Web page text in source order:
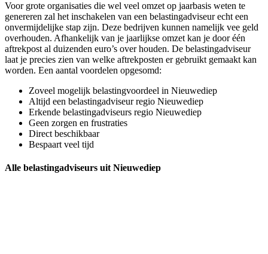
Voor grote organisaties die wel veel omzet op jaarbasis weten te
genereren zal het inschakelen van een belastingadviseur echt een
onvermijdelijke stap zijn. Deze bedrijven kunnen namelijk vee geld
overhouden. Afhankelijk van je jaarlijkse omzet kan je door één
aftrekpost al duizenden euro’s over houden. De belastingadviseur
laat je precies zien van welke aftrekposten er gebruikt gemaakt kan
worden. Een aantal voordelen opgesomd:
Zoveel mogelijk belastingvoordeel in Nieuwediep
Altijd een belastingadviseur regio Nieuwediep
Erkende belastingadviseurs regio Nieuwediep
Geen zorgen en frustraties
Direct beschikbaar
Bespaart veel tijd
Alle belastingadviseurs uit Nieuwediep